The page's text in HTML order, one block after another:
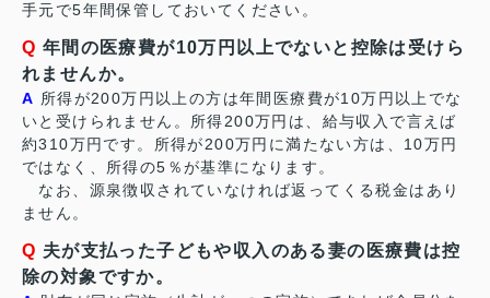
手元で5年間保管しておいてください。
Q 年間の医療費が10万円以上でないと控除は受けら
れませんか。
A 所得が200万円以上の方は年間医療費が10万円以上でな
いと受けられません。所得200万円は、給与収入で言えば
約310万円です。所得が200万円に満たない方は、10万円
ではなく、所得の5％が基準になります。
なお、源泉徴収されていなければ返ってくる税金はあり
ません。
Q 夫が支払った子どもや収入のある妻の医療費は控
除の対象ですか。